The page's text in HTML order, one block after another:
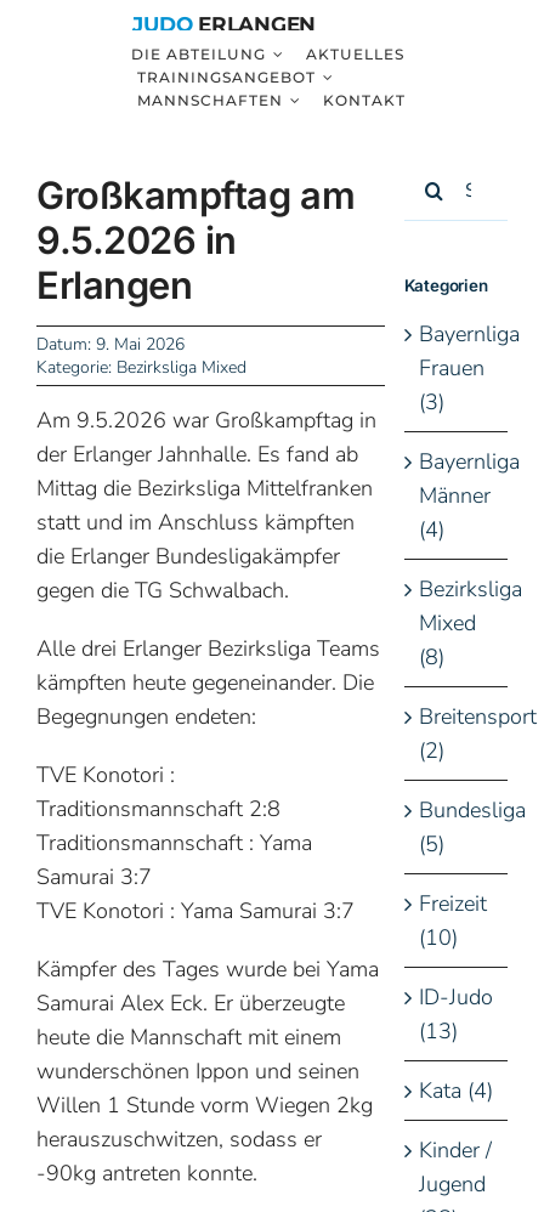
JUDOERLANGEN
DIE ABTEILUNG
AKTUELLES
TRAININGSANGEBOT
MANNSCHAFTEN
KONTAKT
Großkampftag am
9.5.2026 in
Erlangen
Datum: 9. Mai 2026
Kategorie: Bezirksliga Mixed
Am 9.5.2026 war Großkampftag in
der Erlanger Jahnhalle. Es fand ab
Mittag die Bezirksliga Mittelfranken
statt und im Anschluss kämpften
die Erlanger Bundesligakämpfer
gegen die TG Schwalbach.
Alle drei Erlanger Bezirksliga Teams
kämpften heute gegeneinander. Die
Begegnungen endeten:
TVE Konotori :
Traditionsmannschaft 2:8
Traditionsmannschaft : Yama
Samurai 3:7
TVE Konotori : Yama Samurai 3:7
Kämpfer des Tages wurde bei Yama
Samurai Alex Eck. Er überzeugte
heute die Mannschaft mit einem
wunderschönen Ippon und seinen
Willen 1 Stunde vorm Wiegen 2kg
herauszuschwitzen, sodass er
-90kg antreten konnte.
Suche
nach:
Kategorien
Bayernliga
Frauen
(3)
Bayernliga
Männer
(4)
Bezirksliga
Mixed
(8)
Breitensport
(2)
Bundesliga
(5)
Freizeit
(10)
ID-Judo
(13)
Kata (4)
Kinder /
Jugend